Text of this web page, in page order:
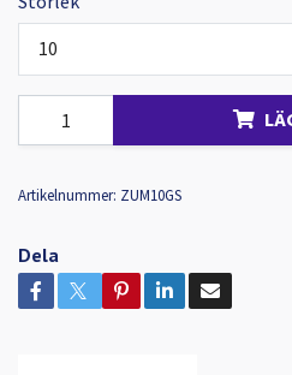
10
Artikelnummer: ZUM10GS
Dela